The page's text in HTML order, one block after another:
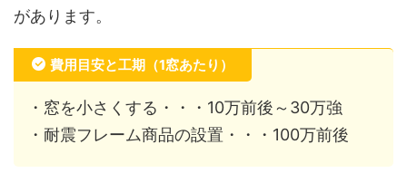
があります。
費用目安と工期（1窓あたり）
・窓を小さくする・・・10万前後～30万強
・耐震フレーム商品の設置・・・100万前後